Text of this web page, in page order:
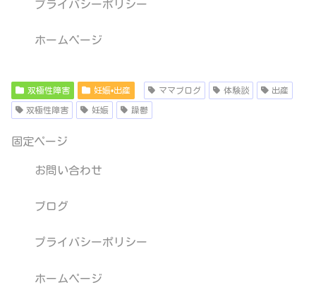
プライバシーポリシー
ホームページ
双極性障害 妊娠•出産 ママブログ 体験談 出産
双極性障害 妊娠 躁鬱
固定ページ
お問い合わせ
ブログ
プライバシーポリシー
ホームページ